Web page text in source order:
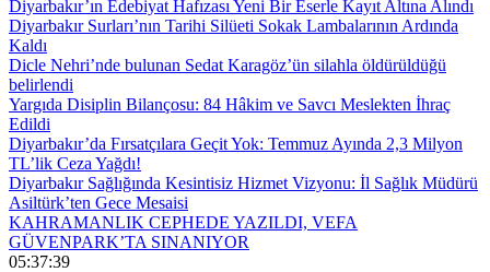
Diyarbakır’ın Edebiyat Hafızası Yeni Bir Eserle Kayıt Altına Alındı
Diyarbakır Surları’nın Tarihi Silüeti Sokak Lambalarının Ardında
Kaldı
Dicle Nehri’nde bulunan Sedat Karagöz’ün silahla öldürüldüğü
belirlendi
Yargıda Disiplin Bilançosu: 84 Hâkim ve Savcı Meslekten İhraç
Edildi
Diyarbakır’da Fırsatçılara Geçit Yok: Temmuz Ayında 2,3 Milyon
TL’lik Ceza Yağdı!
Diyarbakır Sağlığında Kesintisiz Hizmet Vizyonu: İl Sağlık Müdürü
Asiltürk’ten Gece Mesaisi
KAHRAMANLIK CEPHEDE YAZILDI, VEFA
GÜVENPARK’TA SINANIYOR
05:37:40